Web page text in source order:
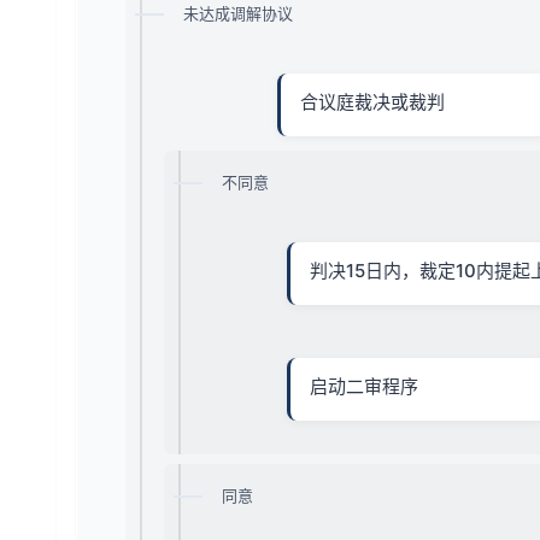
未达成调解协议
合议庭裁决或裁判
不同意
判决15日内，裁定10内提起
启动二审程序
同意